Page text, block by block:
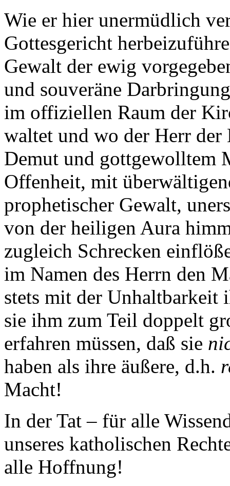
Wie er hier unermüdlich
Gottesgericht
Gewalt der ewig
und souveräne
im offiziellen Raum der
waltet und wo der Herr der
Demut und gottgewolltem
Offenheit, mit
prophetischer Gewalt,
von der heiligen Aura
zugleich Schrecken
im Namen des Herrn den
stets mit der Unhaltbarkeit
sie ihm zum Teil doppelt
erfahren müssen, daß sie
haben als ihre äußere, d.h.
Macht!
In der Tat – für alle
unseres katholischen
alle Hoffnung!